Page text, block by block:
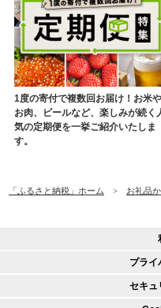
1度の寄付で複数回お届け！お米や
お肉、ビールなど、楽しみが続く
気の定期便を一挙ご紹介いたしま
す。
「ふるさと納税」ホーム お礼品
プライ
セキュ